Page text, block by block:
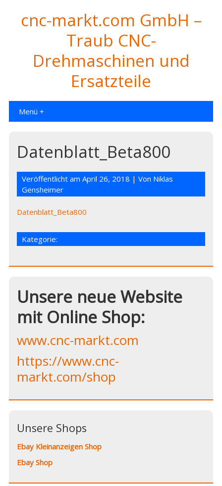
cnc-markt.com GmbH –
Traub CNC-
Drehmaschinen und
Ersatzteile
Menü +
Datenblatt_Beta800
Veröffentlicht amApril 26, 2018 | Von Niklas
Gensheimer
Datenblatt_Beta800
Kategorie:
Unsere neue Website
mit Online Shop:
www.cnc-markt.com
https://www.cnc-
markt.com/shop
Unsere Shops
Ebay Kleinanzeigen Shop
Ebay Shop